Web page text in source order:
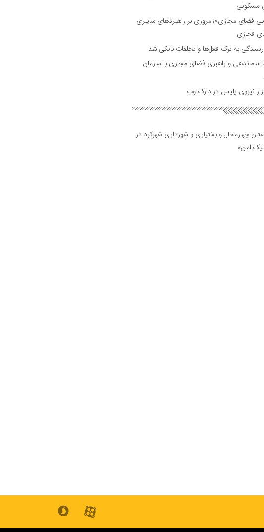
مسکونی
فضای مجازی»؛ مروری بر راهبرد‌های سایبری
فجازی
به ترک فعل‌ها و تخلفات بانکی شد
و راهبری فضای مجازی با سازمان
چهارمحال و بختیاری و شهرداری شهرکرد در
امن»